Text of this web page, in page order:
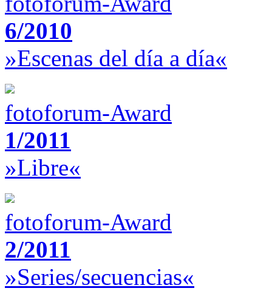
6/2010
»Escenas del día a día«
fotoforum-Award
1/2011
»Libre«
fotoforum-Award
2/2011
»Series/secuencias«